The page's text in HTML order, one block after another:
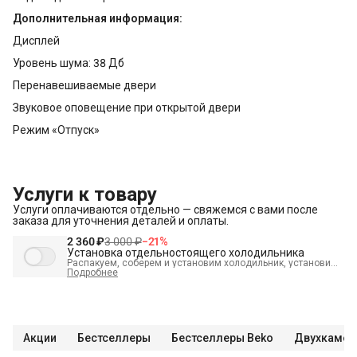
Дополнительная информация:
Дисплей
Уровень шума: 38 Дб
Перенавешиваемые двери
Звуковое оповещение при открытой двери
Режим «Отпуск»
Услуги к товару
Услуги оплачиваются отдельно — свяжемся с вами после
заказа для уточнения деталей и оплаты.
2 360 ₽3 000 ₽−21%
Установка отдельностоящего холодильника
Распакуем, соберем и установим холодильник, установим
полки, выставим по уровню, подключим к электросети и
КАД)Выставление по уровнюПодключение к готовым
Подробнее
Акции Бестселлеры Бестселлеры Beko